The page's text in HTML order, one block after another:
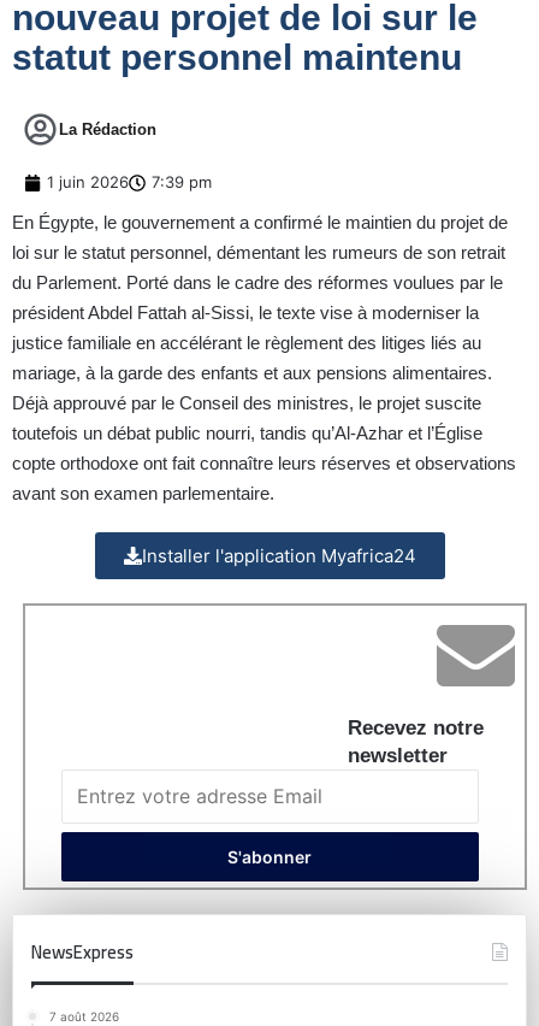
nouveau projet de loi sur le
statut personnel maintenu
La Rédaction
1 juin 2026 7:39 pm
En Égypte, le gouvernement a confirmé le maintien du projet de
loi sur le statut personnel, démentant les rumeurs de son retrait
du Parlement. Porté dans le cadre des réformes voulues par le
président Abdel Fattah al-Sissi, le texte vise à moderniser la
justice familiale en accélérant le règlement des litiges liés au
mariage, à la garde des enfants et aux pensions alimentaires.
Déjà approuvé par le Conseil des ministres, le projet suscite
toutefois un débat public nourri, tandis qu’Al-Azhar et l’Église
copte orthodoxe ont fait connaître leurs réserves et observations
avant son examen parlementaire.
Installer l'application Myafrica24
Recevez notre
newsletter
NewsExpress
7 août 2026